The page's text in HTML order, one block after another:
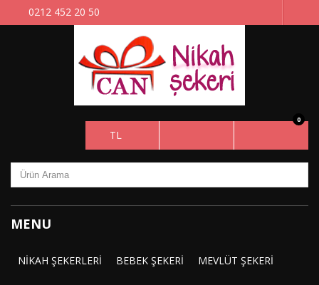
0212 452 20 50
TL
0
MENU
NIKAH ŞEKERLERI BEBEK ŞEKERI MEVLÜT ŞEKERI